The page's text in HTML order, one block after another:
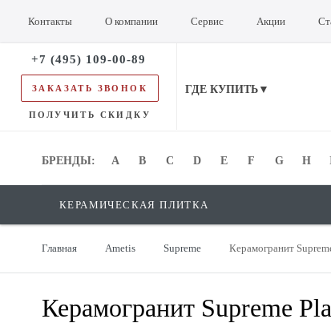
Контакты О компании Сервис Акции
+7 (495) 109-00-89
ЗАКАЗАТЬ ЗВОНОК
ПОЛУЧИТЬ СКИДКУ
ГДЕ КУПИТЬ▼
БРЕНДЫ: A B C D E F G H
БРЕНДЫ:
КЕРАМИЧЕСКАЯ ПЛИТКА
Главная Ametis Supreme Керамогранит
Керамогранит Supreme